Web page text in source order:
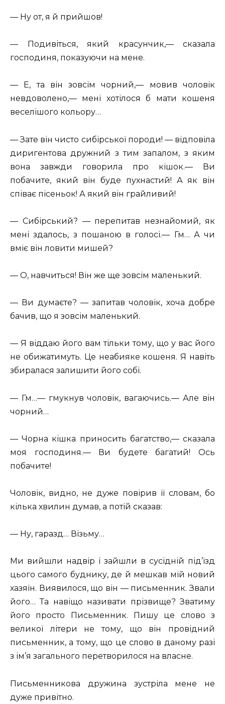
— Ну от, я й прийшов!
— Подивіться, який красунчик,— сказала
господиня, показуючи на мене.
— Е, та він зовсім чорний,— мовив чоловік
невдоволено,— мені хотілося б мати кошеня
веселішого кольору…
— Зате він чисто сибірської породи! — відповіла
диригентова дружний з тим запалом, з яким
вона завжди говорила про кішок.— Ви
побачите, який він буде пухнастий! А як він
співає пісеньок! А який він грайливий!
— Сибірський? — перепитав незнайомий, як
мені здалось, з пошаною в голосі.— Гм… А чи
вміє він ловити мишей?
— О, навчиться! Він же ще зовсім маленький.
— Ви думаєте? — запитав чоловік, хоча добре
бачив, що я зовсім маленький.
— Я віддаю його вам тільки тому, що у вас його
не обижатимуть. Це неабияке кошеня. Я навіть
збиралася залишити його собі.
— Гм…— гмукнув чоловік, вагаючись.— Але він
чорний…
— Чорна кішка приносить багатство,— сказала
моя господиня.— Ви будете багатий! Ось
побачите!
Чоловік, видно, не дуже повірив її словам, бо
кілька хвилин думав, а потій сказав:
— Ну, гаразд… Візьму…
Ми вийшли надвір і зайшли в сусідній під’їзд
цього самого буднику, де й мешкав мій новий
хазяїн. Виявилося, що він — письменник. Звали
його… Та навіщо називати прізвище? Зватиму
його просто Письменник. Пишу це слово з
великої літери не тому, що він провідний
письменник, а тому, що це слово в даному разі
з ім’я загального перетворилося на власне.
Письменникова дружина зустріла мене не
дуже привітно.